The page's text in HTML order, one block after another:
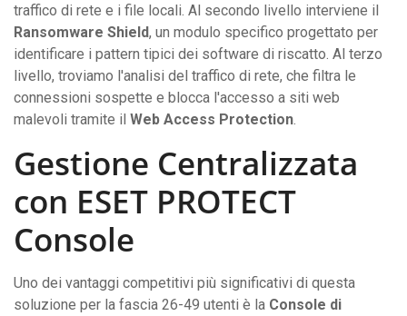
traffico di rete e i file locali. Al secondo livello interviene il
Ransomware Shield, un modulo specifico progettato per
identificare i pattern tipici dei software di riscatto. Al terzo
livello, troviamo l'analisi del traffico di rete, che filtra le
connessioni sospette e blocca l'accesso a siti web
malevoli tramite il Web Access Protection.
Gestione Centralizzata
con ESET PROTECT
Console
Uno dei vantaggi competitivi più significativi di questa
soluzione per la fascia 26-49 utenti è la Console di